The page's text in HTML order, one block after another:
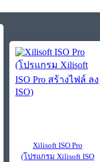
Xilisoft ISO Pro
(โปรแกรม Xilisoft ISO